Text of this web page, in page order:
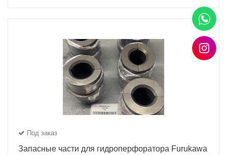
Под заказ
Запасные части для гидроперфоратора Furukawa